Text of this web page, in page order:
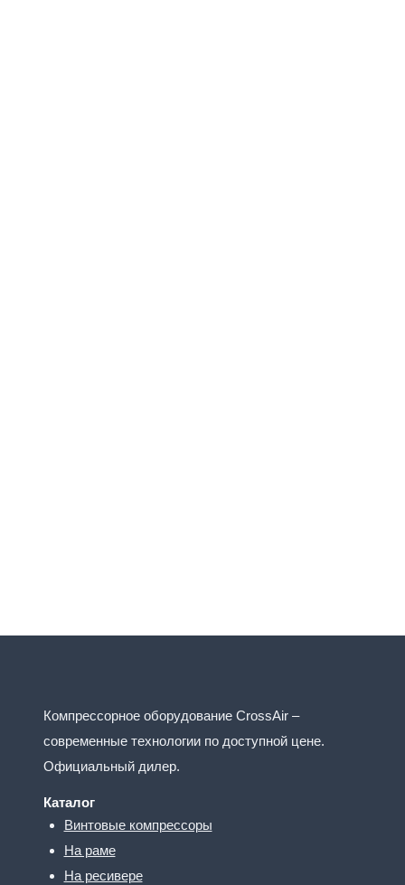
Компрессорное оборудование CrossAir –
современные технологии по доступной цене.
Официальный дилер.
Каталог
Винтовые компрессоры
На раме
На ресивере